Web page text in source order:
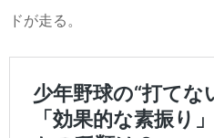
ドが走る。